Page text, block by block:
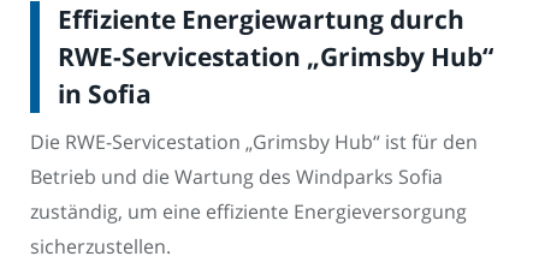
Effiziente Energiewartung durch
RWE-Servicestation „Grimsby Hub“
in Sofia
Die RWE-Servicestation „Grimsby Hub“ ist für den
Betrieb und die Wartung des Windparks Sofia
zuständig, um eine effiziente Energieversorgung
sicherzustellen.